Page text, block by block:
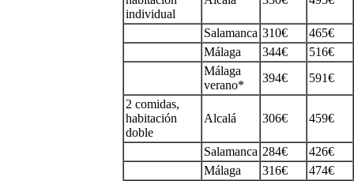
individual
Salamanca 310€
465€
Málaga
344€
516€
Málaga
verano*
394€
591€
2 comidas,
habitación
doble
Alcalá 306€ 459€
Salamanca 284€
426€
Málaga
316€
474€